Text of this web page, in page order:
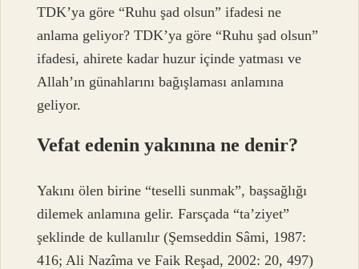
TDK’ya göre “Ruhu şad olsun” ifadesi ne
anlama geliyor? TDK’ya göre “Ruhu şad olsun”
ifadesi, ahirete kadar huzur içinde yatması ve
Allah’ın günahlarını bağışlaması anlamına
geliyor.
Vefat edenin yakınına ne denir?
Yakını ölen birine “teselli sunmak”, başsağlığı
dilemek anlamına gelir. Farsçada “ta’ziyet”
şeklinde de kullanılır (Şemseddin Sâmi, 1987:
416; Ali Nazîma ve Faik Reşad, 2002: 20, 497)